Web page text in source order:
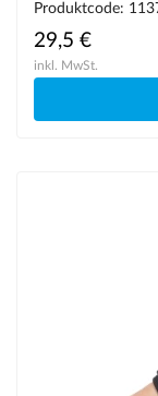
Produktcode:
29,5 €
inkl. MwSt.